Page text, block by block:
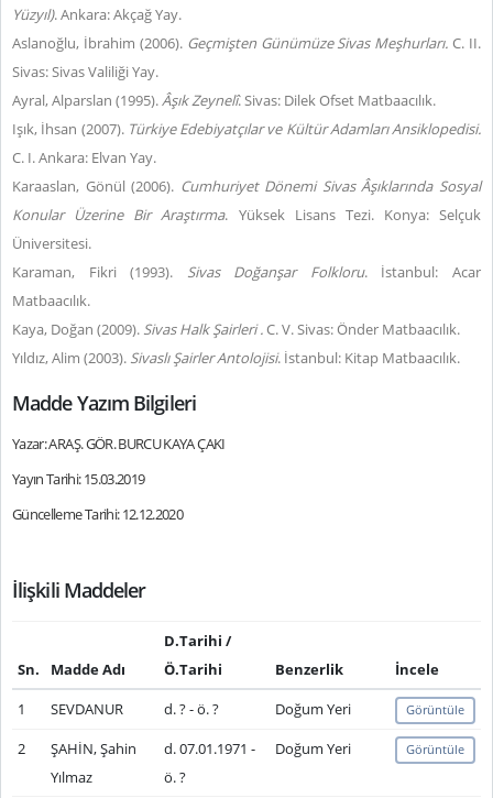
Yüzyıl). Ankara: Akçağ Yay.
Aslanoğlu, İbrahim (2006). Geçmişten Günümüze Sivas Meşhurları.C. II.
Sivas: Sivas Valiliği Yay.
Ayral, Alparslan (1995).Âşık Zeynelî. Sivas: Dilek Ofset Matbaacılık.
Işık, İhsan (2007). Türkiye Edebiyatçılar ve Kültür Adamları Ansiklopedisi.
C. I. Ankara: Elvan Yay.
Karaaslan, Gönül (2006). Cumhuriyet Dönemi Sivas Âşıklarında Sosyal
Konular Üzerine Bir Araştırma. Yüksek Lisans Tezi. Konya: Selçuk
Üniversitesi.
Karaman, Fikri (1993). Sivas Doğanşar Folkloru. İstanbul: Acar
Matbaacılık.
Kaya, Doğan (2009). Sivas Halk Şairleri .C. V. Sivas: Önder Matbaacılık.
Yıldız, Alim (2003). Sivaslı Şairler Antolojisi. İstanbul: Kitap Matbaacılık.
Madde Yazım Bilgileri
Yazar: ARAŞ. GÖR. BURCU KAYA ÇAKI
Yayın Tarihi: 15.03.2019
Güncelleme Tarihi: 12.12.2020
İlişkili Maddeler
Sn. Madde Adı
D.Tarihi /
Ö.Tarihi
Benzerlik
İncele
1
SEVDANUR d. ? - ö. ? Doğum Yeri Görüntüle
2
ŞAHİN, Şahin
Yılmaz
d. 07.01.1971 -
ö. ?
Doğum Yeri Görüntüle